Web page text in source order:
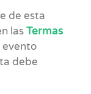
de esta
lasTermas
evento
debe